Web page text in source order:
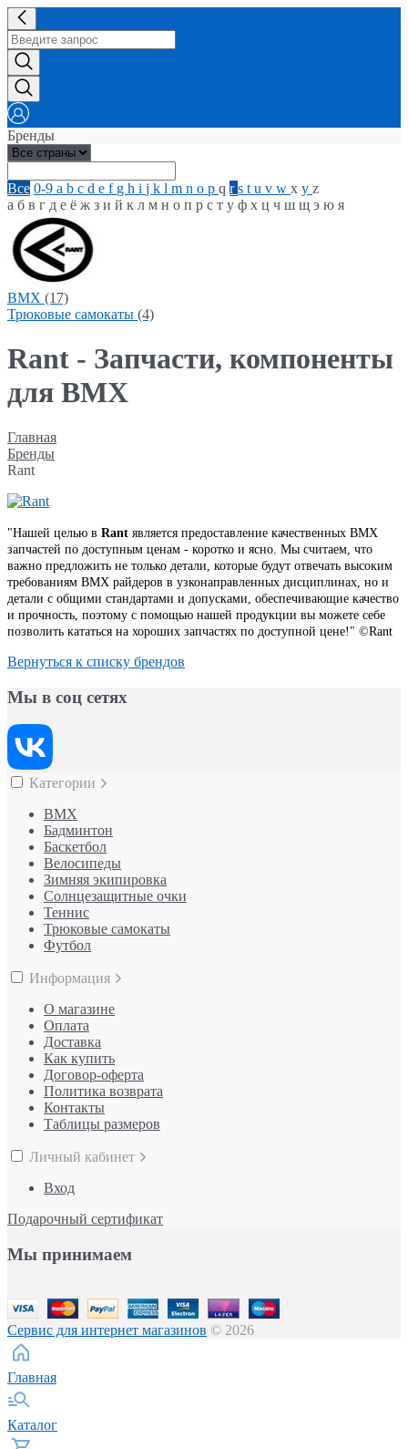
Бренды
Все 0-9 a b c d e f g h i j k l m n o p q rs t u v w x y z
а б в г д е ё ж з и й к л м н о п р с т у ф х ц ч ш щ э ю я
BMX (17)
Трюковые самокаты (4)
Rant - Запчасти, компоненты
для BMX
Главная
Бренды
Rant
"Нашей целью в Rant является предоставление качественных BMX
запчастей по доступным ценам - коротко и ясно. Мы считаем, что
важно предложить не только детали, которые будут отвечать высоким
требованиям BMX райдеров в узконаправленных дисциплинах, но и
детали с общими стандартами и допусками, обеспечивающие качество
и прочность, поэтому с помощью нашей продукции вы можете себе
позволить кататься на хороших запчастях по доступной цене!" ©Rant
Вернуться к списку брендов
Мы в соц сетях
Категории
BMX
Бадминтон
Баскетбол
Велосипеды
Зимняя экипировка
Солнцезащитные очки
Теннис
Трюковые самокаты
Футбол
Информация
О магазине
Оплата
Доставка
Как купить
Договор-оферта
Политика возврата
Контакты
Таблицы размеров
Личный кабинет
Вход
Подарочный сертификат
Мы принимаем
Сервис для интернет магазинов © 2026
Главная
Каталог